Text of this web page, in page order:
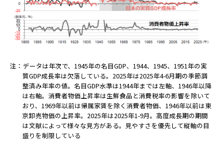
注：データは年次で、1945年の名目GDP、1944、1945、1951年の実
質GDP成長率は欠落している。2025年は2025年4-6月期の季節調
整済み年率の値。名目GDP水準は1944年までは左軸、1946年以降
は右軸。消費者物価上昇率は生鮮食品と消費税率の影響を除いて
おり、1969年以前は帰属家賃を除く消費者物価、1946年以前は東
京卸売物価の上昇率。2025年は2025年1-9月。高度成長期の期間
は文献によって様々な見方がある。見やすさを優先して縦軸の目
盛りを制限している